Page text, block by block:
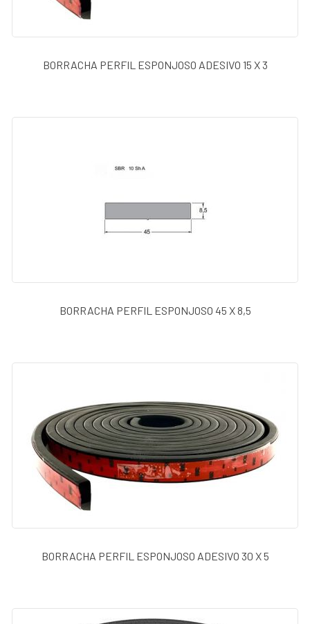
BATENTES
FERRAMENTAS
BORRACHA PERFIL ESPONJOSO ADESIVO 15 X 3
BORRACHA PERFIL ESPONJOSO 45 X 8,5
BORRACHA PERFIL ESPONJOSO ADESIVO 30 X 5